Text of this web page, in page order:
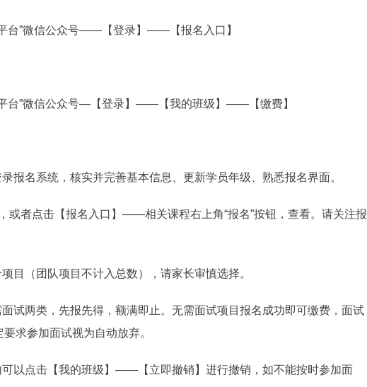
台”微信公众号——【登录】——【报名入口】
台”微信公众号—【登录】——【我的班级】——【缴费】
报名系统，核实并完善基本信息、更新学员年级、熟悉报名界面。
或者点击【报名入口】——相关课程右上角“报名”按钮，查看。请关注报
目（团队项目不计入总数），请家长审慎选择。
试两类，先报先得，额满即止。无需面试项目报名成功即可缴费，面试
求参加面试视为自动放弃。
可以点击【我的班级】——【立即撤销】进行撤销，如不能按时参加面